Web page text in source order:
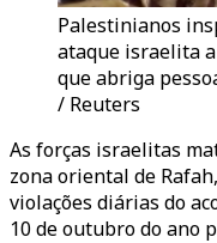
Palestinianos
ataque israelita
que abriga
/ Reuters
As forças israelitas
zona oriental de
violações diárias do
10 de outubro do ano